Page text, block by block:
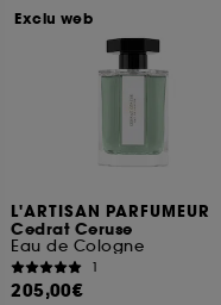
L'ARTISAN PARFUMEUR
Cedrat Ceruse
Eau de Cologne
1
205,00€
Exclu web